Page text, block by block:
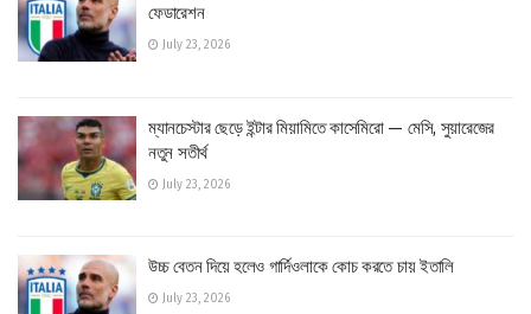
ফেডারেশন
July 23, 2026
ম্যানচেস্টার ছেড়ে ইন্টার মিয়ামিতে কাসেমিরো — মেসি, সুয়ারেজের
নতুন সতীর্থ
July 23, 2026
উচ্চ বেতন দিয়ে হলেও গার্দিওলাকে কোচ করতে চায় ইতালি
July 23, 2026